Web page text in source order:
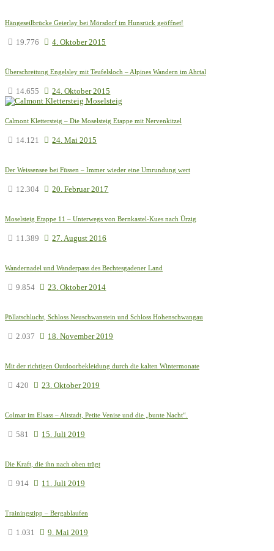
Hängeseilbrücke Geierlay bei Mörsdorf im Hunsrück geöffnet!
19.776 4. Oktober 2015
Überschreitung Engelsley mit Teufelsloch – Alpines Wandern im Ahrtal
14.655 24. Oktober 2015
Calmont Klettersteig – Die Moselsteig Etappe mit Nervenkitzel
14.121 24. Mai 2015
Der Weissensee bei Füssen – Immer wieder eine Umrundung wert
12.304 20. Februar 2017
Moselsteig Etappe 11 – Unterwegs von Bernkastel-Kues nach Ürzig
11.389 27. August 2016
Wandernadel und Wanderpass des Bechtesgadener Land
9.854 23. Oktober 2014
Pöllatschlucht, Schloss Neuschwanstein und Schloss Hohenschwangau
2.037 18. November 2019
Mit der richtigen Outdoorbekleidung durch die kalten Wintermonate
420 23. Oktober 2019
Colmar im Elsass – Altstadt, Petite Venise und die „bunte Nacht“.
581 15. Juli 2019
Die Kraft, die ihn nach oben trägt
914 11. Juli 2019
Trainingstipp – Bergablaufen
1.031 9. Mai 2019